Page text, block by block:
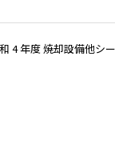
4 年度 焼却設備他シ